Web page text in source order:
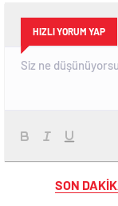
HIZLI YORUM YAP
SON